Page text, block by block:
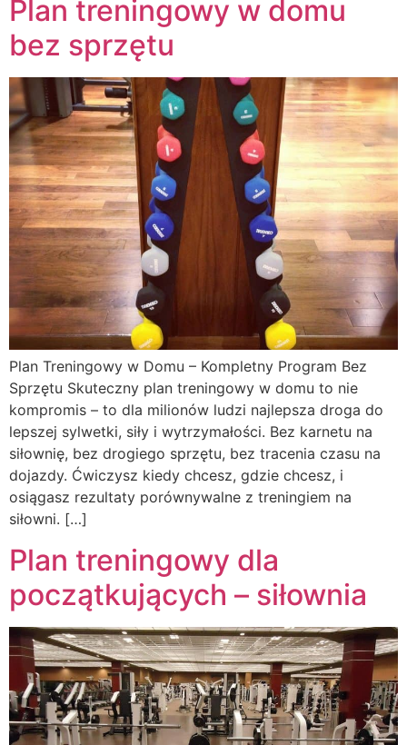
Plan treningowy w domu
bez sprzętu
Plan Treningowy w Domu – Kompletny Program Bez
Sprzętu Skuteczny plan treningowy w domu to nie
kompromis – to dla milionów ludzi najlepsza droga do
lepszej sylwetki, siły i wytrzymałości. Bez karnetu na
siłownię, bez drogiego sprzętu, bez tracenia czasu na
dojazdy. Ćwiczysz kiedy chcesz, gdzie chcesz, i
osiągasz rezultaty porównywalne z treningiem na
siłowni. […]
Plan treningowy dla
początkujących – siłownia